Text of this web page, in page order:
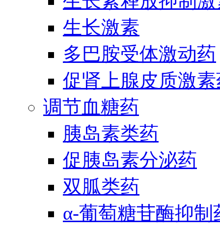
生长激素
多巴胺受体激动药
促肾上腺皮质激
调节血糖药
胰岛素类药
促胰岛素分泌药
双胍类药
α-葡萄糖苷酶抑制